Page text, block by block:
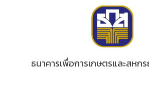
ธนาคารเพื่อการเกษตรและสหก